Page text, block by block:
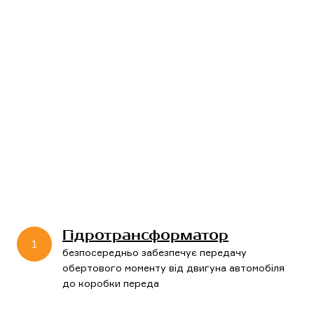
1 Гідротрансформатор
безпосередньо забезпечує передачу
обертового моменту від двигуна автомобіля
до коробки переда